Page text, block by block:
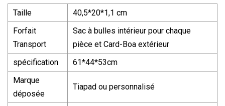
Taille
40,5*20*1,1 cm
Forfait
Transport
Sac à bulles intérieur pour chaque
pièce et Card-Boa extérieur
spécification
61*44*53cm
Marque
déposée
Tiapad ou personnalisé